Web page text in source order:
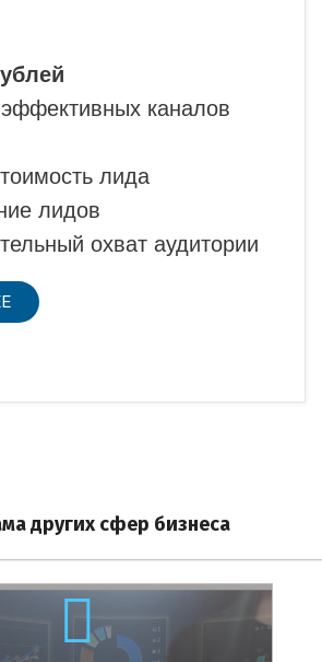
каналов
лида
лидов
охват аудитории
других сфер бизнеса